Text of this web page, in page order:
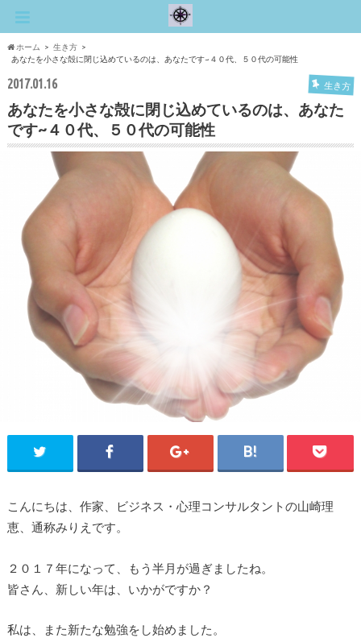
ホーム
生き方
あなたを小さな殻に閉じ込めているのは、あなたです~４０代、５０代の可能性
2017.01.16 生き方
あなたを小さな殻に閉じ込めているのは、あなた
です~４０代、５０代の可能性
こんにちは、作家、ビジネス・心理コンサルタントの山崎理
恵、通称みりえです。
２０１７年になって、もう半月が過ぎましたね。
皆さん、新しい年は、いかがですか？
私は、また新たな勉強をし始めました。